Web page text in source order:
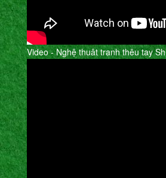
Video - Nghệ thuât tranh thêu tay Sh